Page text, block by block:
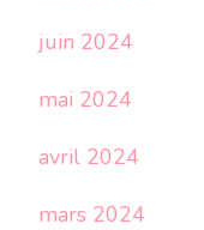
juin 2024
mai 2024
avril 2024
mars 2024